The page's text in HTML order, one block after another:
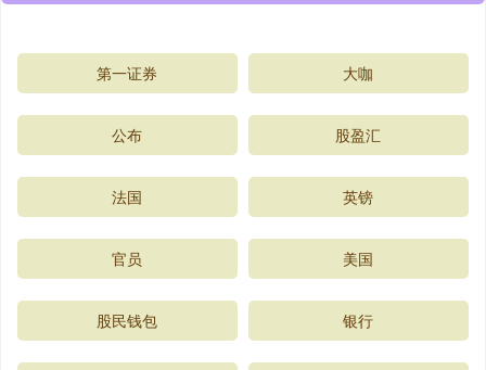
第一证券 大咖
公布 股盈汇
法国 英镑
官员 美国
股民钱包 银行